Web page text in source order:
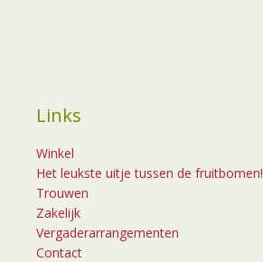
Links
Winkel
Het leukste uitje tussen de fruitbomen!
Trouwen
Zakelijk
Vergaderarrangementen
Contact